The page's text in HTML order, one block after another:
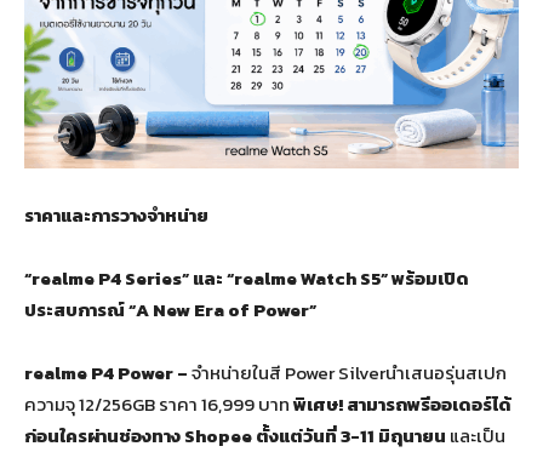
ราคาและการวางจำหน่าย
“realme P4Series”และ“realme Watch S5”พร้อมเปิด
ประสบการณ์“A New Era of Power”
realme P4 Power –จำหน่ายในสี Power Silverนำเสนอรุ่นสเปก
ความจุ 12/256GB ราคา 16,999 บาทพิเศษ! สามารถพรีออเดอร์ได้
ก่อนใครผ่านช่องทาง Shopee ตั้งแต่วันที่ 3-11 มิถุนายน และเป็น